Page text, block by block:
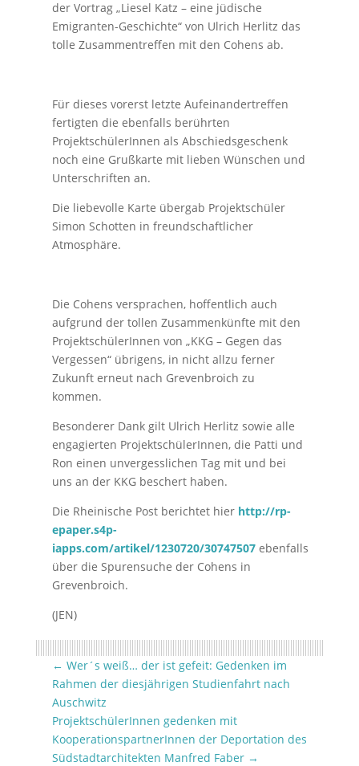
der Vortrag „Liesel Katz – eine jüdische
Emigranten-Geschichte“ von Ulrich Herlitz das
tolle Zusammentreffen mit den Cohens ab.
Für dieses vorerst letzte Aufeinandertreffen
fertigten die ebenfalls berührten
ProjektschülerInnen als Abschiedsgeschenk
noch eine Grußkarte mit lieben Wünschen und
Unterschriften an.
Die liebevolle Karte übergab Projektschüler
Simon Schotten in freundschaftlicher
Atmosphäre.
Die Cohens versprachen, hoffentlich auch
aufgrund der tollen Zusammenkünfte mit den
ProjektschülerInnen von „KKG – Gegen das
Vergessen“ übrigens, in nicht allzu ferner
Zukunft erneut nach Grevenbroich zu
kommen.
Besonderer Dank gilt Ulrich Herlitz sowie alle
engagierten ProjektschülerInnen, die Patti und
Ron einen unvergesslichen Tag mit und bei
uns an der KKG beschert haben.
Die Rheinische Post berichtet hier http://rp-
epaper.s4p-
iapps.com/artikel/1230720/30747507ebenfalls
über die Spurensuche der Cohens in
Grevenbroich.
(JEN)
← Wer´s weiß… der ist gefeit: Gedenken im
Rahmen der diesjährigen Studienfahrt nach
Auschwitz
ProjektschülerInnen gedenken mit
KooperationspartnerInnen der Deportation des
Südstadtarchitekten Manfred Faber→